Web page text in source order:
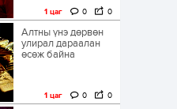
1 цаг 0 0
Алтны үнэ дөрвөн
улирал дараалан
өсөж байна
1 цаг 0 0